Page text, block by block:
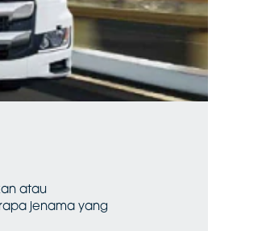
atau
jenama yang